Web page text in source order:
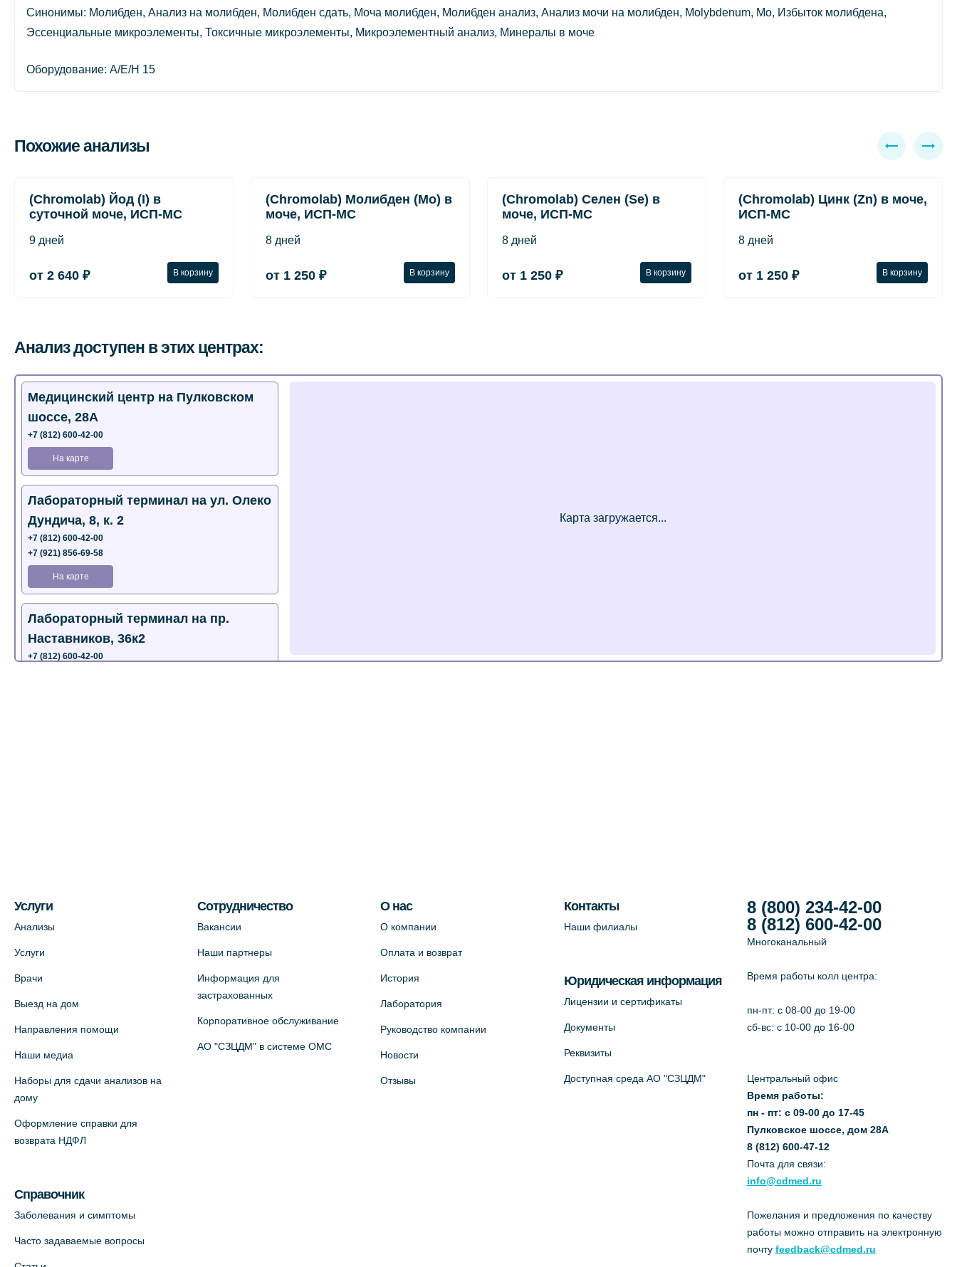
Синонимы: Молибден, Анализ на молибден, Молибден сдать, Моча молибден, Молибден анализ, Анализ мочи на молибден, Molybdenum, Mo, Избыток молибдена,
Эссенциальные микроэлементы, Токсичные микроэлементы, Микроэлементный анализ, Минералы в моче
Оборудование: A/E/H 15
Похожие анализы
(Chromolab) Йод (I) в
суточной моче, ИСП-МС
9 дней
от 2 640 ₽ В корзину
(Chromolab) Молибден (Mo) в
моче, ИСП-МС
8 дней
от 1 250 ₽ В корзину
(Chromolab) Селен (Se) в
моче, ИСП-МС
8 дней
от 1 250 ₽ В корзину
(Chromolab) Цинк (Zn) в моче,
ИСП-МС
8 дней
от 1 250 ₽ В корзину
Анализ доступен в этих центрах:
Медицинский центр на Пулковском
шоссе, 28А
+7 (812) 600-42-00
На карте
Лабораторный терминал на ул. Олеко
Дундича, 8, к. 2
+7 (812) 600-42-00
+7 (921) 856-69-58
На карте
Лабораторный терминал на пр.
Наставников, 36к2
+7 (812) 600-42-00
+7 (812) 660-73-69
На карте
партнер)
+7 (812) 660-73-69
На карте
Семейный" (официальный партнер),
Красносельское шоссе, 54, к.3
Услуги
Анализы
Услуги
Врачи
Выезд на дом
Направления помощи
Наши медиа
Наборы для сдачи анализов на
дому
Оформление справки для
возврата НДФЛ
Справочник
Заболевания и симптомы
Часто задаваемые вопросы
Сотрудничество
Вакансии
Наши партнеры
Информация для
застрахованных
Корпоративное обслуживание
АО "СЗЦДМ" в системе ОМС
О нас
О компании
Оплата и возврат
История
Лаборатория
Руководство компании
Новости
Отзывы
Контакты
Наши филиалы
Юридическая информация
Лицензии и сертификаты
Документы
Реквизиты
Доступная среда АО "СЗЦДМ"
8 (800) 234-42-00
8 (812) 600-42-00
Многоканальный
Время работы колл центра:
пн-пт: c 08-00 до 19-00
сб-вс: с 10-00 до 16-00
Центральный офис
Время работы:
пн - пт: с 09-00 до 17-45
Пулковское шоссе, дом 28А
8 (812) 600-47-12
Почта для связи:
info@cdmed.ru
Пожелания и предложения по качеству
работы можно отправить на электронную
почту feedback@cdmed.ru